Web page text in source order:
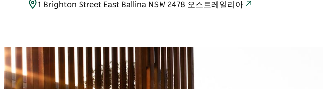
1 Brighton Street East Ballina NSW 2478 오스트레일리아